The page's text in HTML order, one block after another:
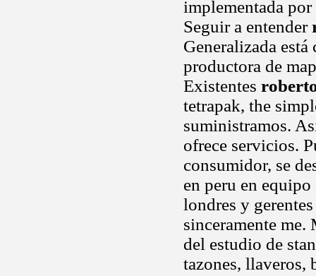
implementada por
Seguir a entender
Generalizada
productora de
Existentes
tetrapak, the
suministramos.
ofrece servicios.
consumidor, se
en peru en
londres y
sinceramente
del estudio de
tazones, llaveros,